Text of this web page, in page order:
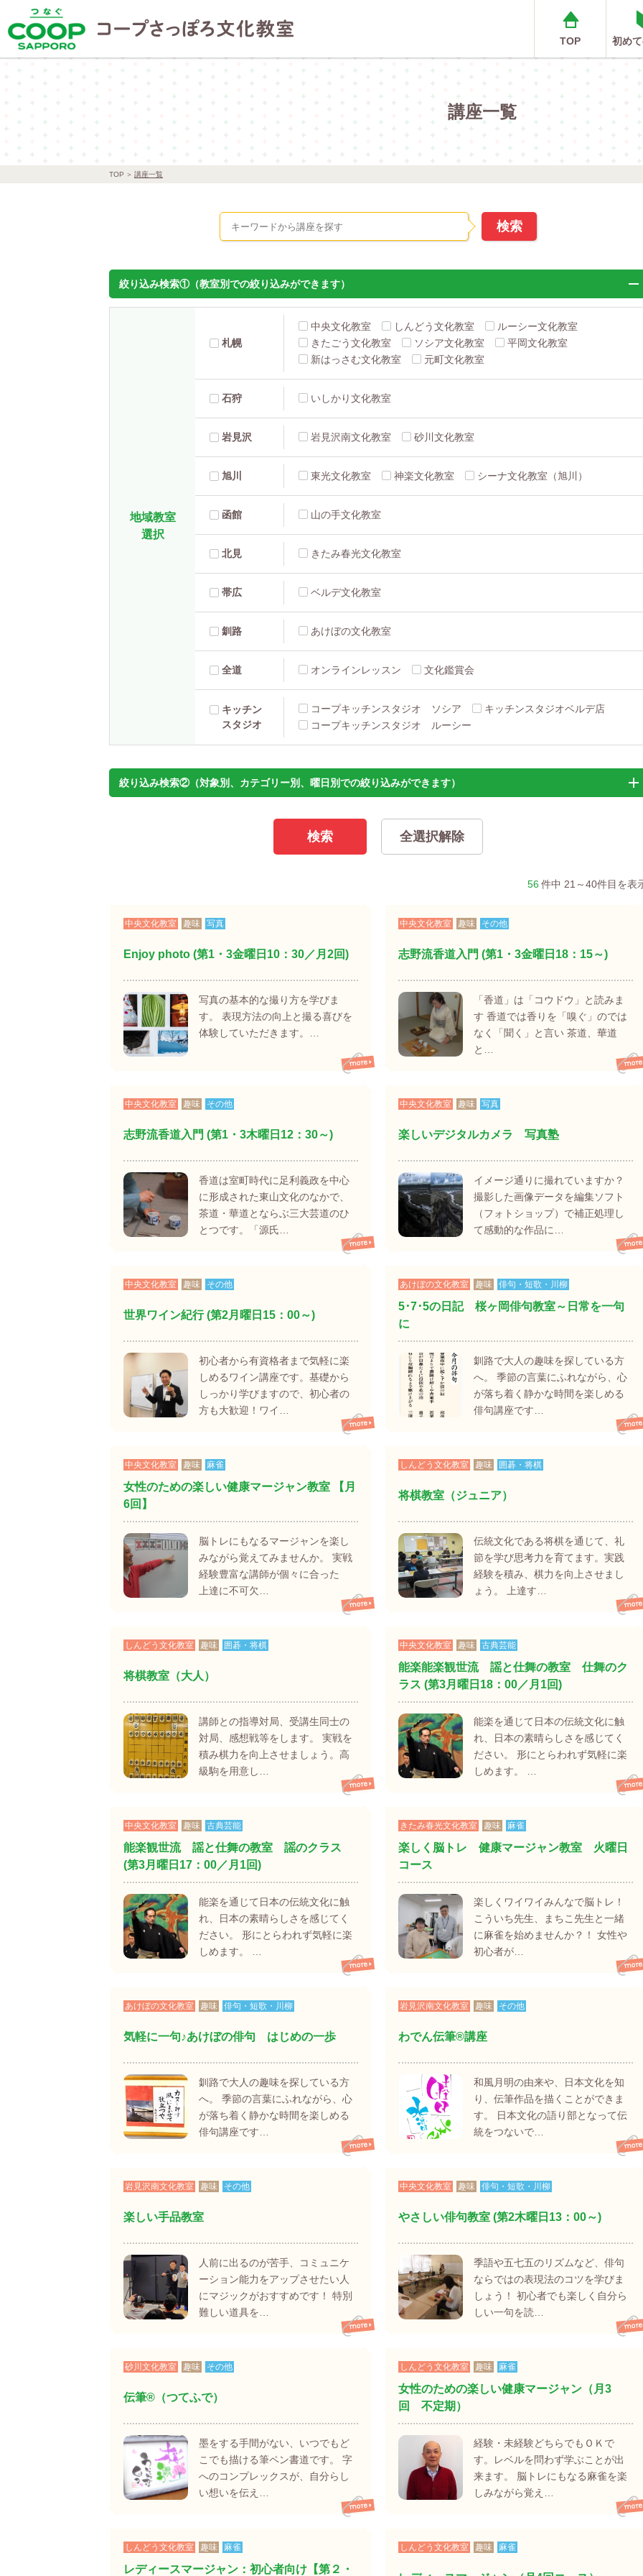
TOP 初め
講座一覧
TOP 講座一覧
絞り込み検索①（教室別での絞り込みができます）
地域教室
選択
札幌
中央文化教室 しんどう文化教室
ルーシー文化教室
きたごう文化教室
ソシア文化教室
平岡文化教室
新はっさむ文化教室
元町文化教室
石狩 いしかり文化教室
岩見沢 岩見沢南文化教室 砂川文化教室
旭川 東光文化教室 神楽文化教室 シーナ文化教室（旭川）
函館 山の手文化教室
北見 きたみ春光文化教室
帯広 ベルデ文化教室
釧路 あけぼの文化教室
全道 オンラインレッスン 文化鑑賞会
キッチン
スタジオ
コープキッチンスタジオ ソシア
キッチンスタジオベルデ店
コープキッチンスタジオ ルーシー
絞り込み検索②（対象別、カテゴリー別、曜日別での絞り込みができます）
56 件中 21～40件目を表
中央文化教室 趣味 写真
Enjoy photo (第1・3金曜日10：30／月2回)
写真の基本的な撮り方を学びま
す。 表現方法の向上と撮る喜びを
体験していただきます。…
中央文化教室 趣味 その他
志野流香道入門 (第1・3金曜日18：15～)
「香道」は「コウドウ」と読みま
す 香道では香りを「嗅ぐ」のでは
なく「聞く」と言い 茶道、華道
と…
中央文化教室 趣味 その他
志野流香道入門 (第1・3木曜日12：30～)
香道は室町時代に足利義政を中心
に形成された東山文化のなかで、
茶道・華道とならぶ三大芸道のひ
とつです。「源氏…
中央文化教室 趣味 写真
楽しいデジタルカメラ 写真塾
イメージ通りに撮れていますか？
撮影した画像データを編集ソフト
（フォトショップ）で補正処理し
て感動的な作品に…
中央文化教室 趣味 その他
世界ワイン紀行 (第2月曜日15：00～)
初心者から有資格者まで気軽に楽
しめるワイン講座です。基礎から
しっかり学びますので、初心者の
方も大歓迎！ワイ…
あけぼの文化教室 趣味 俳句・短歌・川柳
5･7･5の日記 桜ヶ岡俳句教室～日常を一句
に
釧路で大人の趣味を探している方
へ。 季節の言葉にふれながら、心
が落ち着く静かな時間を楽しめる
俳句講座です…
中央文化教室 趣味 麻雀
女性のための楽しい健康マージャン教室 【月
6回】
脳トレにもなるマージャンを楽し
みながら覚えてみませんか。 実戦
経験豊富な講師が個々に合った
上達に不可欠…
しんどう文化教室 趣味 囲碁・将棋
将棋教室（ジュニア）
伝統文化である将棋を通じて、礼
節を学び思考力を育てます。実践
経験を積み、棋力を向上させまし
ょう。 上達す…
しんどう文化教室 趣味 囲碁・将棋
将棋教室（大人）
講師との指導対局、受講生同士の
対局、感想戦等をします。 実戦を
積み棋力を向上させましょう。高
級駒を用意し…
中央文化教室 趣味 古典芸能
能楽能楽観世流 謡と仕舞の教室 仕舞のク
ラス (第3月曜日18：00／月1回)
能楽を通じて日本の伝統文化に触
れ、日本の素晴らしさを感じてく
ださい。 形にとらわれず気軽に楽
しめます。 …
中央文化教室 趣味 古典芸能
能楽観世流 謡と仕舞の教室 謡のクラス
(第3月曜日17：00／月1回)
能楽を通じて日本の伝統文化に触
れ、日本の素晴らしさを感じてく
ださい。 形にとらわれず気軽に楽
しめます。 …
きたみ春光文化教室 趣味 麻雀
楽しく脳トレ 健康マージャン教室 火曜日
コース
楽しくワイワイみんなで脳トレ！
こういち先生、まちこ先生と一緒
に麻雀を始めませんか？！ 女性や
初心者が…
あけぼの文化教室 趣味 俳句・短歌・川柳
気軽に一句♪あけぼの俳句 はじめの一歩
釧路で大人の趣味を探している方
へ。 季節の言葉にふれながら、心
が落ち着く静かな時間を楽しめる
俳句講座です…
岩見沢南文化教室 趣味 その他
わでん伝筆®講座
和風月明の由来や、日本文化を知
り、伝筆作品を描くことができま
す。 日本文化の語り部となって伝
統をつないで…
岩見沢南文化教室 趣味 その他
楽しい手品教室
人前に出るのが苦手、コミュニケ
ーション能力をアップさせたい人
にマジックがおすすめです！ 特別
難しい道具を…
中央文化教室 趣味 俳句・短歌・川柳
やさしい俳句教室 (第2木曜日13：00～)
季語や五七五のリズムなど、俳句
ならではの表現法のコツを学びま
しょう！ 初心者でも楽しく自分ら
しい一句を読…
砂川文化教室 趣味 その他
伝筆®（つてふで）
墨をする手間がない、いつでもど
こでも描ける筆ペン書道です。 字
へのコンプレックスが、自分らし
い想いを伝え…
しんどう文化教室 趣味 麻雀
女性のための楽しい健康マージャン（月3
回 不定期）
経験・未経験どちらでもＯＫで
す。レベルを問わず学ぶことが出
来ます。 脳トレにもなる麻雀を楽
しみながら覚え…
しんどう文化教室 趣味 麻雀
レディースマージャン：初心者向け【第２・
しんどう文化教室 趣味 麻雀